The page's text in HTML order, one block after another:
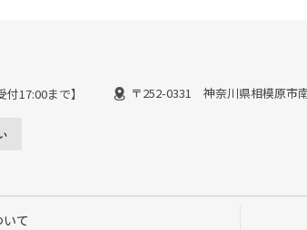
17:00まで】 〒252-0331 神奈川県相模原市
て